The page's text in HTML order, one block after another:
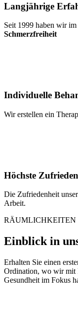
Langjährige
Seit 1999 haben wir
Schmerzfreiheit
Individuelle
Wir erstellen ein
Höchste
Die Zufriedenheit
Arbeit.
RÄUMLICHKEITEN
Einblick in
Erhalten Sie einen
Ordination, wo wir mit
Gesundheit im Fokus